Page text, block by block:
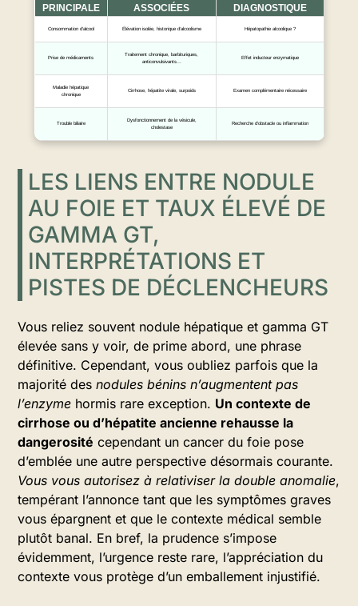
PRINCIPALE ASSOCIÉES DIAGNOSTIQUE
Consommation d’alcool Élévation isolée, historique d’alcoolisme Hépatopathie alcoolique ?
Prise de médicaments
Traitement chronique, barbituriques,
anticonvulsivants…
Effet inducteur enzymatique
Maladie hépatique
chronique
Cirrhose, hépatite virale, surpoids Examen complémentaire nécessaire
Trouble biliaire
Dysfonctionnement de la vésicule,
cholestase
Recherche d’obstacle ou inflammation
LES LIENS ENTRE NODULE
AU FOIE ET TAUX ÉLEVÉ DE
GAMMA GT,
INTERPRÉTATIONS ET
PISTES DE DÉCLENCHEURS
Vous reliez souvent nodule hépatique et gamma GT
élevée sans y voir, de prime abord, une phrase
définitive. Cependant, vous oubliez parfois que la
majorité des nodules bénins n’augmentent pas
l’enzyme hormis rare exception. Un contexte de
cirrhose ou d’hépatite ancienne rehausse la
dangerosité cependant un cancer du foie pose
d’emblée une autre perspective désormais courante.
Vous vous autorisez à relativiser la double anomalie,
tempérant l’annonce tant que les symptômes graves
vous épargnent et que le contexte médical semble
plutôt banal. En bref, la prudence s’impose
évidemment, l’urgence reste rare, l’appréciation du
contexte vous protège d’un emballement injustifié.